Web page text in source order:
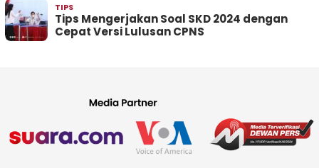
TIPS
Tips Mengerjakan Soal SKD 2024 dengan
Cepat Versi Lulusan CPNS